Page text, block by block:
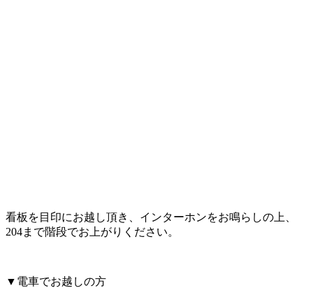
看板を目印にお越し頂き、インターホンをお鳴らしの上、
204まで階段でお上がりください。
▼電車でお越しの方